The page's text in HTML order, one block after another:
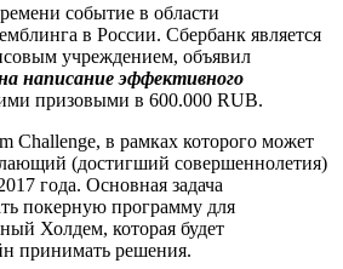
событие в области
в России. Сбербанк является
учреждением, объявил
написание эффективного
призовыми в 600.000 RUB.
Challenge, в рамках которого может
(достигший совершеннолетия)
года. Основная задача
покерную программу для
Холдем, которая будет
принимать решения.